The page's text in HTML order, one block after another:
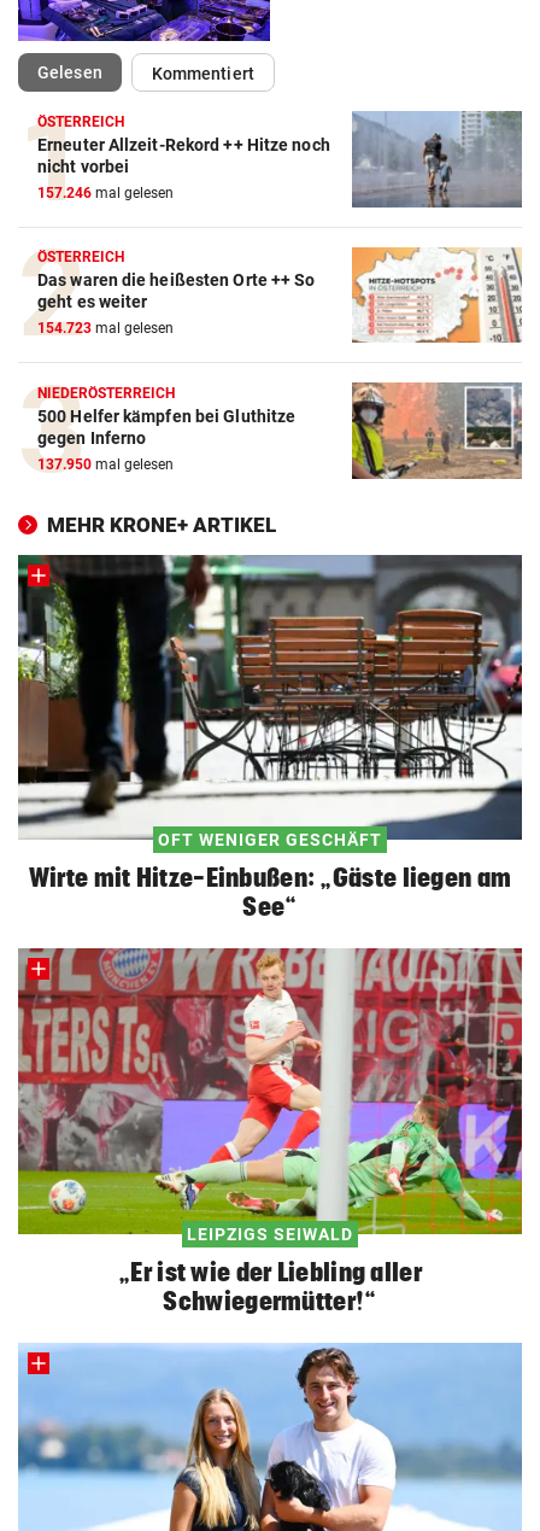
Gelesen(ausgewählt)Kommentiert
ÖSTERREICH
Erneuter Allzeit-Rekord ++ Hitze noch
nicht vorbei
157.246 mal gelesen
ÖSTERREICH
Das waren die heißesten Orte ++ So
geht es weiter
154.723 mal gelesen
NIEDERÖSTERREICH
500 Helfer kämpfen bei Gluthitze
gegen Inferno
137.950 mal gelesen
MEHR KRONE+ ARTIKEL
OFT WENIGER GESCHÄFT
Wirte mit Hitze-Einbußen: „Gäste liegen am
See“
LEIPZIGS SEIWALD
„Er ist wie der Liebling aller
Schwiegermütter!“